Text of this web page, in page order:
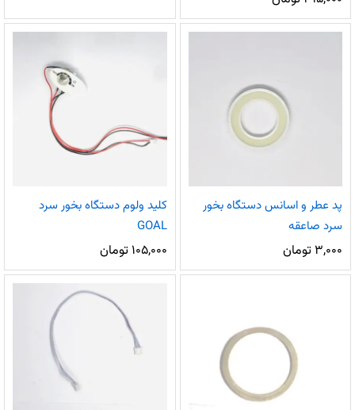
پد عطر و اسانس دستگاه بخور
سرد صاعقه
۳,۰۰۰ تومان
کلید ولوم دستگاه بخور سرد
GOAL
۱۰۵,۰۰۰ تومان